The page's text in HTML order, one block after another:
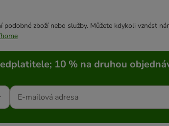
zboží nebo služby. Můžete kdykoli vznést
10 % na druhou